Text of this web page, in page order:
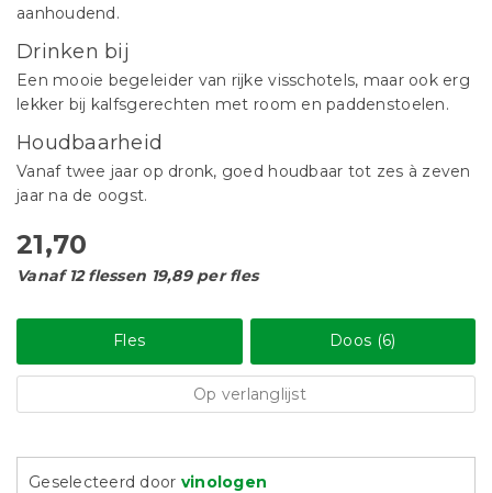
aanhoudend.
Drinken bij
Een mooie begeleider van rijke visschotels, maar ook erg
lekker bij kalfsgerechten met room en paddenstoelen.
Houdbaarheid
Vanaf twee jaar op dronk, goed houdbaar tot zes à zeven
jaar na de oogst.
21,70
Vanaf 12 flessen 19,89 per fles
Fles Doos (6)
Op verlanglijst
Geselecteerd door vinologen